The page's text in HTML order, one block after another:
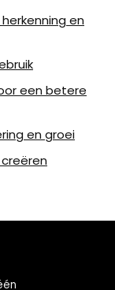
en
een betere
en groei